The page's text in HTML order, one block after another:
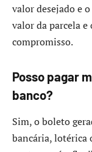
valor desejado e
valor da parcela
compromisso.
Posso pagar
banco?
Sim, o boleto
bancária, lotérica